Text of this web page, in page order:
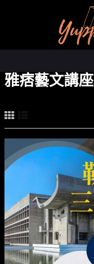
雅痞藝文講座